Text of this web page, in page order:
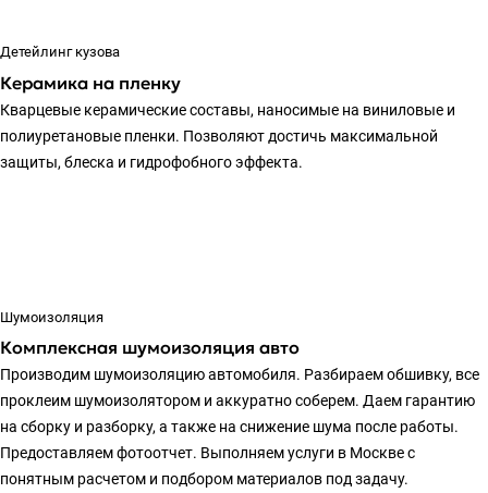
Детейлинг кузова
Керамика на пленку
Кварцевые керамические составы, наносимые на виниловые и
полиуретановые пленки. Позволяют достичь максимальной
защиты, блеска и гидрофобного эффекта.
Шумоизоляция
Комплексная шумоизоляция авто
Производим шумоизоляцию автомобиля. Разбираем обшивку, все
проклеим шумоизолятором и аккуратно соберем. Даем гарантию
на сборку и разборку, а также на снижение шума после работы.
Предоставляем фотоотчет. Выполняем услуги в Москве с
понятным расчетом и подбором материалов под задачу.